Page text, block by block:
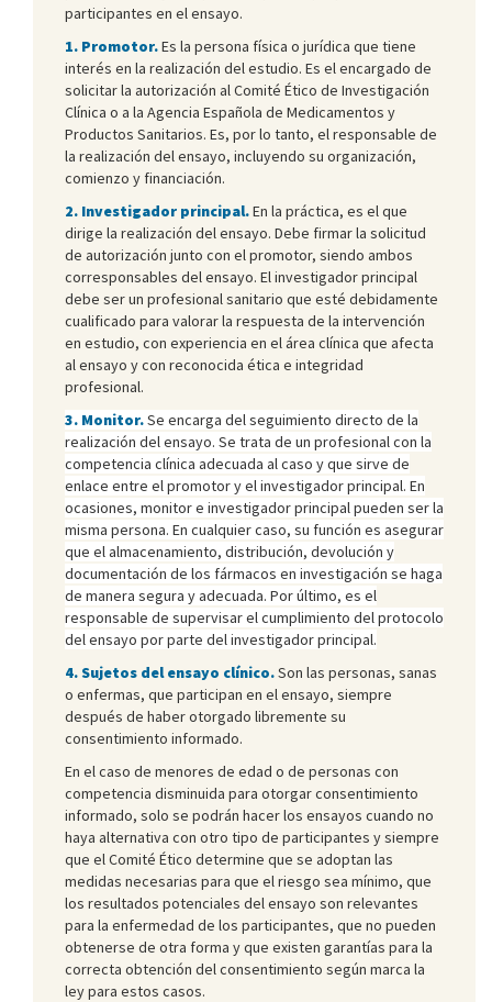
participantes en el ensayo.
1. Promotor.Es la persona física o jurídica que tiene
interés en la realización del estudio. Es el encargado de
solicitar la autorización al Comité Ético de Investigación
Clínica o a la Agencia Española de Medicamentos y
Productos Sanitarios. Es, por lo tanto, el responsable de
la realización del ensayo, incluyendo su organización,
comienzo y financiación.
2. Investigador principal.En la práctica, es el que
dirige la realización del ensayo. Debe firmar la solicitud
de autorización junto con el promotor, siendo ambos
corresponsables del ensayo. El investigador principal
debe ser un profesional sanitario que esté debidamente
cualificado para valorar la respuesta de la intervención
en estudio, con experiencia en el área clínica que afecta
al ensayo y con reconocida ética e integridad
profesional.
3. Monitor.Se encarga del seguimiento directo de la
realización del ensayo. Se trata de un profesional con la
competencia clínica adecuada al caso y que sirve de
enlace entre el promotor y el investigador principal. En
ocasiones, monitor e investigador principal pueden ser la
misma persona. En cualquier caso, su función es asegurar
que el almacenamiento, distribución, devolución y
documentación de los fármacos en investigación se haga
de manera segura y adecuada. Por último, es el
responsable de supervisar el cumplimiento del protocolo
del ensayo por parte del investigador principal.
4. Sujetos del ensayo clínico.Son las personas, sanas
o enfermas, que participan en el ensayo, siempre
después de haber otorgado libremente su
consentimiento informado.
En el caso de menores de edad o de personas con
competencia disminuida para otorgar consentimiento
informado, solo se podrán hacer los ensayos cuando no
haya alternativa con otro tipo de participantes y siempre
que el Comité Ético determine que se adoptan las
medidas necesarias para que el riesgo sea mínimo, que
los resultados potenciales del ensayo son relevantes
para la enfermedad de los participantes, que no pueden
obtenerse de otra forma y que existen garantías para la
correcta obtención del consentimiento según marca la
ley para estos casos.